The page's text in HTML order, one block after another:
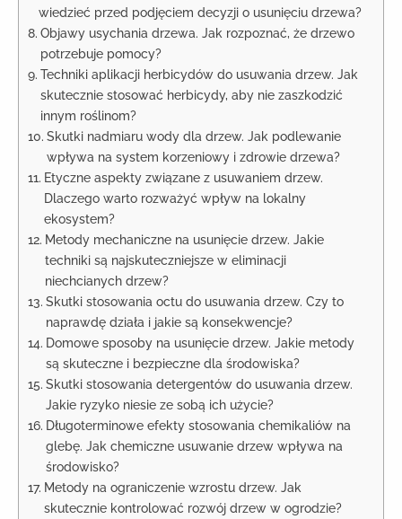
wiedzieć przed podjęciem decyzji o usunięciu drzewa?
Objawy usychania drzewa. Jak rozpoznać, że drzewo
potrzebuje pomocy?
Techniki aplikacji herbicydów do usuwania drzew. Jak
skutecznie stosować herbicydy, aby nie zaszkodzić
innym roślinom?
Skutki nadmiaru wody dla drzew. Jak podlewanie
wpływa na system korzeniowy i zdrowie drzewa?
Etyczne aspekty związane z usuwaniem drzew.
Dlaczego warto rozważyć wpływ na lokalny
ekosystem?
Metody mechaniczne na usunięcie drzew. Jakie
techniki są najskuteczniejsze w eliminacji
niechcianych drzew?
Skutki stosowania octu do usuwania drzew. Czy to
naprawdę działa i jakie są konsekwencje?
Domowe sposoby na usunięcie drzew. Jakie metody
są skuteczne i bezpieczne dla środowiska?
Skutki stosowania detergentów do usuwania drzew.
Jakie ryzyko niesie ze sobą ich użycie?
Długoterminowe efekty stosowania chemikaliów na
glebę. Jak chemiczne usuwanie drzew wpływa na
środowisko?
Metody na ograniczenie wzrostu drzew. Jak
skutecznie kontrolować rozwój drzew w ogrodzie?